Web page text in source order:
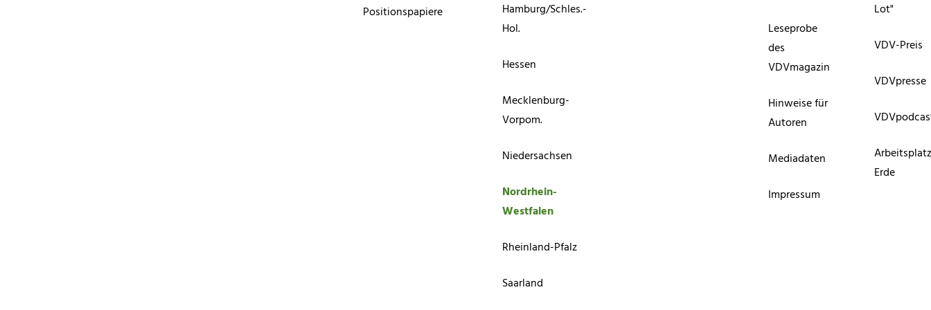
Positionspapiere
Hamburg/Schles.-
Hol.
Hessen
Mecklenburg-
Vorpom.
Niedersachsen
Nordrhein-
Westfalen
Rheinland-Pfalz
Saarland
Leseprobe
des
VDVmagazin
Hinweise für
Autoren
Mediadaten
Impressum
Lot"
VDV-Preis
VDVpresse
Erde